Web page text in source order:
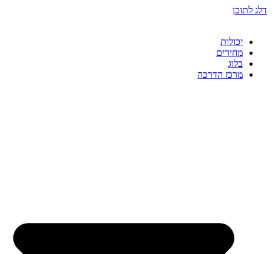
דלג לתוכן
יכולות
מחירים
בלוג
מרכז הדרכה